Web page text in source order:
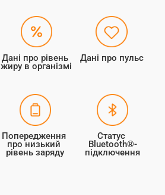
Дані про рівень
жиру в організмі
Дані про пульс
Попередження
про низький
рівень заряду
Статус
Bluetooth®-
підключення